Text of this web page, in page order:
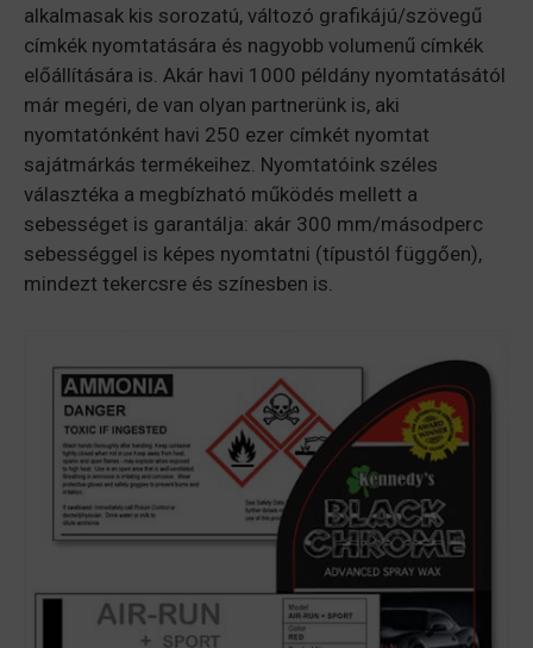
alkalmasak kis sorozatú, változó grafikájú/szövegű
címkék nyomtatására és nagyobb volumenű címkék
előállítására is. Akár havi 1000 példány nyomtatásától
már megéri, de van olyan partnerünk is, aki
nyomtatónként havi 250 ezer címkét nyomtat
sajátmárkás termékeihez. Nyomtatóink széles
választéka a megbízható működés mellett a
sebességet is garantálja: akár 300 mm/másodperc
sebességgel is képes nyomtatni (típustól függően),
mindezt tekercsre és színesben is.